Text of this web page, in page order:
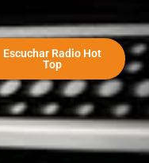
Escuchar Radio Hot
Top